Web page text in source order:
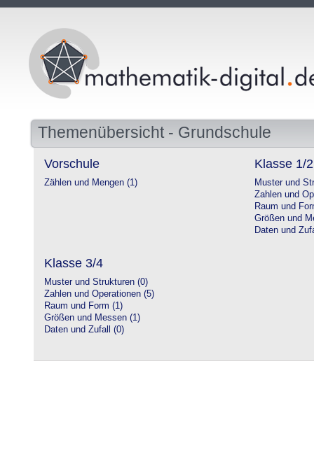
Themenübersicht - Grundschule
Vorschule
Zählen und Mengen (1)
Klasse 1/2
Muster und
Zahlen und
Raum und
Größen und
Daten und
Klasse 3/4
Muster und Strukturen (0)
Zahlen und Operationen (5)
Raum und Form (1)
Größen und Messen (1)
Daten und Zufall (0)